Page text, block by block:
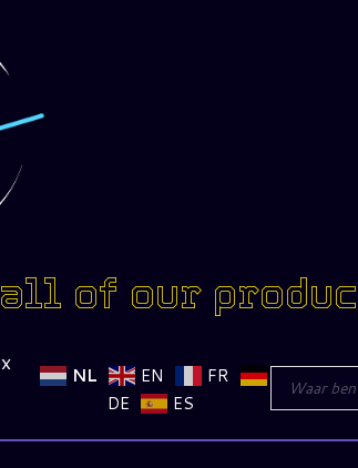
of our
NL EN
FR
DE
ES zoeken